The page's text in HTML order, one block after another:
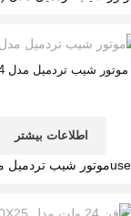
موتور شیب تردمیل مدل GP54
اطلاعات بیشتر